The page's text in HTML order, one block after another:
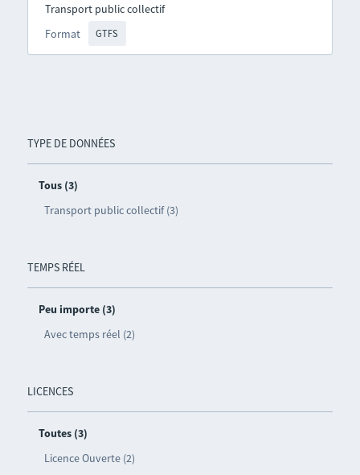
TYPE DE DONNÉES
Tous (3)
Transport public collectif (3)
TEMPS RÉEL
Peu importe (3)
Avec temps réel (2)
LICENCES
Toutes (3)
Licence Ouverte (2)
Format GTFS
Transport public collectif